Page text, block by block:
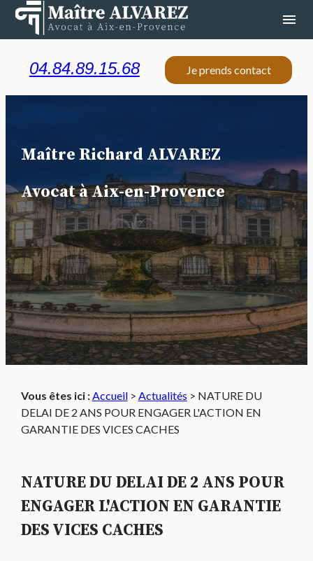
menu
04.84.89.15.68 Je prends contact
Maître Richard ALVAREZ
Avocat à Aix-en-Provence
Vous êtes ici :Accueil> Actualités > NATURE DU
DELAI DE 2 ANS POUR ENGAGER L'ACTION EN
GARANTIE DES VICES CACHES
NATURE DU DELAI DE 2 ANS POUR
ENGAGER L'ACTION EN GARANTIE
DES VICES CACHES
Panneau de gestion des cookies